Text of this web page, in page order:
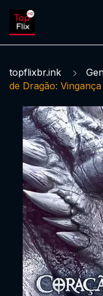
topflixbr.ink
de Dragão: Vingança